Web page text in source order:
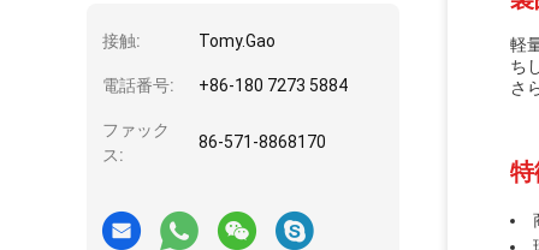
接触: Tomy.Gao
電話番号: +86-180 7273 5884
ファック
ス:
86-571-8868170
軽
ち
さ